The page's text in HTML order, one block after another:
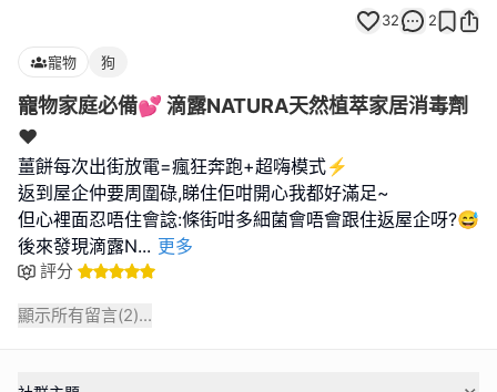
32 2
寵物 狗
寵物家庭必備💕 滴露NATURA天然植萃家居消毒劑
❤️
薑餅每次出街放電=瘋狂奔跑+超嗨模式⚡️
返到屋企仲要周圍碌,睇住佢咁開心我都好滿足~
但心裡面忍唔住會諗:條街咁多細菌會唔會跟住返屋企呀?😅
後來發現滴露N... 更多
評分
顯示所有留言(2)...